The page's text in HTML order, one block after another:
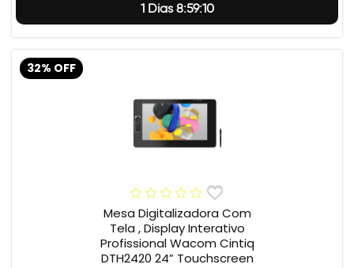
1 Dias 8:59:9
32% OFF
Mesa Digitalizadora Com
Tela , Display Interativo
Profissional Wacom Cintiq
DTH2420 24” Touchscreen